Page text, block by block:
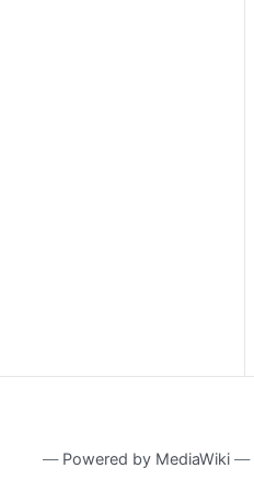
― Powered by MediaWiki ―